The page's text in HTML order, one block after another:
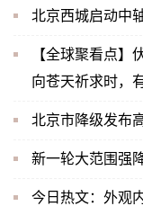
北京西城启动中
【全球聚看点】
向苍天祈求时，
北京市降级发布
新一轮大范围强
今日热文：外观